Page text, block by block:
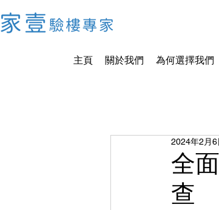
主頁 關於我們 為何選擇我們
全
查
2024年2月6